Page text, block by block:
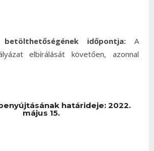
időpontja: A
elbírálását követően, azonnal
határideje: 2022.
május 15.